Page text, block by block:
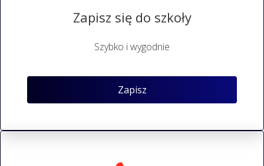
Zapisz się do szkoły
Szybko i wygodnie
Zapisz